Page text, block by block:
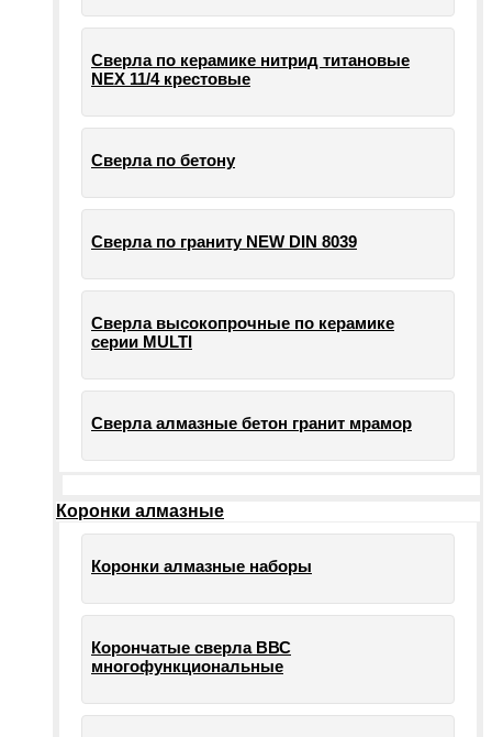
Сверла по керамике нитрид титановые
NEX 11/4 крестовые
Сверла по бетону
Сверла по граниту NEW DIN 8039
Сверла высокопрочные по керамике
серии MULTI
Сверла алмазные бетон гранит мрамор
Коронки алмазные
Коронки алмазные наборы
Корончатые сверла ВВС
многофункциональные